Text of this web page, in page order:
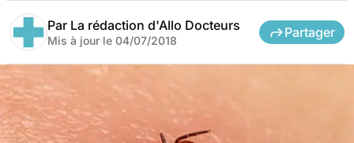
Par La rédaction d'Allo Docteurs
Mis à jour le 04/07/2018
Partager